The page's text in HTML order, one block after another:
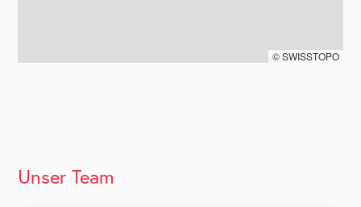
© SWISSTOPO
Unser Team